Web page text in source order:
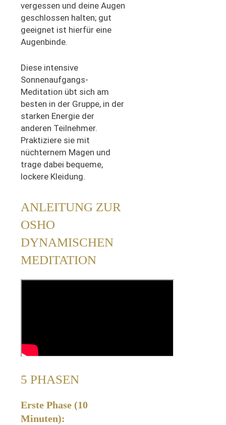
vergessen und deine Augen
geschlossen halten; gut
geeignet ist hierfür eine
Augenbinde.
Diese intensive
Sonnenaufgangs-
Meditation übt sich am
besten in der Gruppe, in der
starken Energie der
anderen Teilnehmer.
Praktiziere sie mit
nüchternem Magen und
trage dabei bequeme,
lockere Kleidung.
ANLEITUNG ZUR
OSHO
DYNAMISCHEN
MEDITATION
5 PHASEN
Erste Phase (10
Minuten):